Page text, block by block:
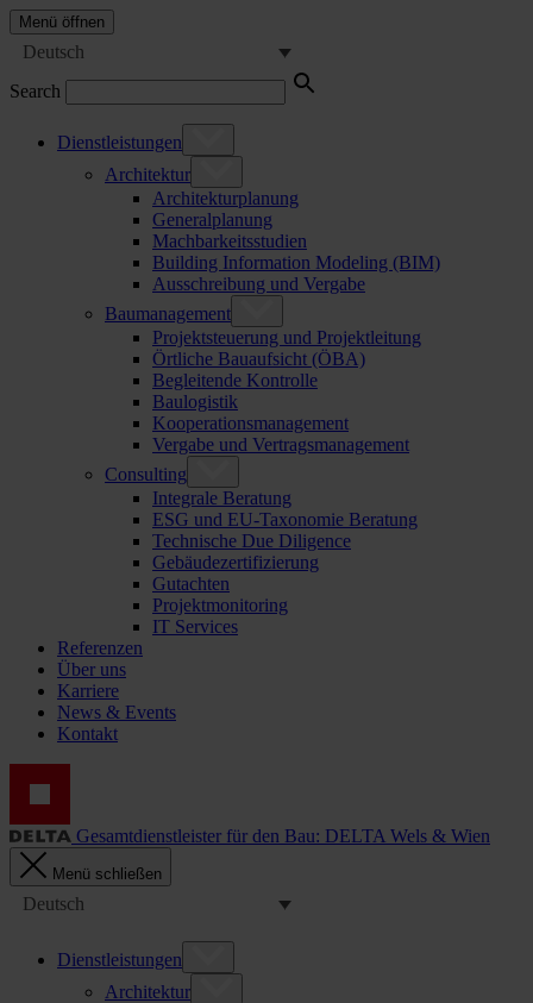
Menü öffnen
Deutsch
Search
Dienstleistungen
Architektur
Architekturplanung
Generalplanung
Machbarkeitsstudien
Building Information Modeling (BIM)
Ausschreibung und Vergabe
Baumanagement
Projektsteuerung und Projektleitung
Örtliche Bauaufsicht (ÖBA)
Begleitende Kontrolle
Baulogistik
Kooperationsmanagement
Vergabe und Vertragsmanagement
Consulting
Integrale Beratung
ESG und EU-Taxonomie Beratung
Technische Due Diligence
Gebäudezertifizierung
Gutachten
Projektmonitoring
IT Services
Referenzen
Über uns
Karriere
News & Events
Kontakt
Gesamtdienstleister für den Bau: DELTA Wels & Wien
Menü schließen
Deutsch
Dienstleistungen
Architektur